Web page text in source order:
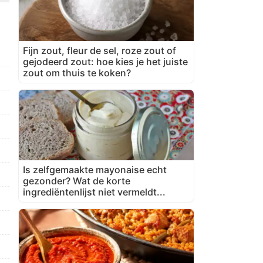
Fijn zout, fleur de sel, roze zout of
gejodeerd zout: hoe kies je het juiste
zout om thuis te koken?
Is zelfgemaakte mayonaise echt
gezonder? Wat de korte
ingrediëntenlijst niet vermeldt...